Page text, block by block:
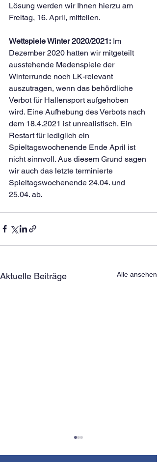
Lösung werden wir Ihnen hierzu am
Freitag, 16. April, mitteilen.
Wettspiele Winter 2020/2021: Im
Dezember 2020 hatten wir mitgeteilt
ausstehende Medenspiele der
Winterrunde noch LK-relevant
auszutragen, wenn das behördliche
Verbot für Hallensport aufgehoben
wird. Eine Aufhebung des Verbots nach
dem 18.4.2021 ist unrealistisch. Ein
Restart für lediglich ein
Spieltagswochenende Ende April ist
nicht sinnvoll. Aus diesem Grund sagen
wir auch das letzte terminierte
Spieltagswochenende 24.04. und
25.04. ab.
Aktuelle Beiträge Alle ansehen